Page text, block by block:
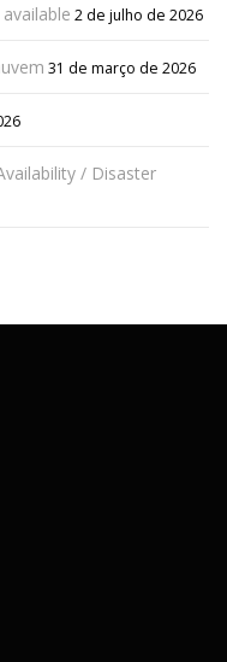
2 de julho de 2026
31 de março de 2026
/ Disaster